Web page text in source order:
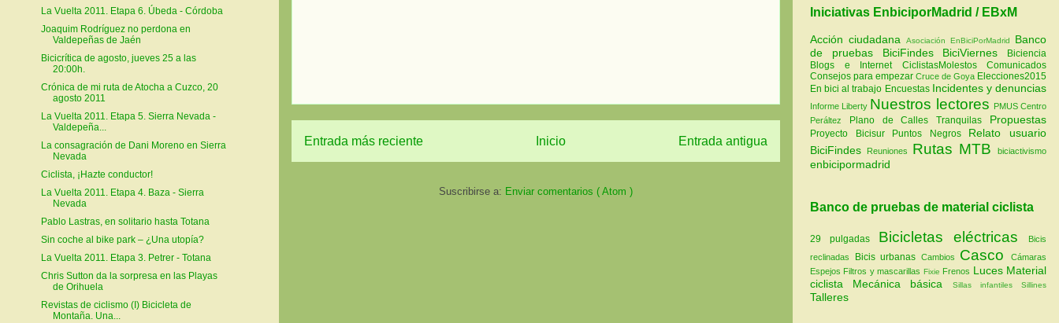
Entrada más reciente Entrada antigua
Inicio
Suscribirse a: Enviar comentarios ( Atom )
La Vuelta 2011. Etapa 6. Úbeda - Córdoba
Joaquim Rodríguez no perdona en
Valdepeñas de Jaén
Bicicrítica de agosto, jueves 25 a las
20:00h.
Crónica de mi ruta de Atocha a Cuzco, 20
agosto 2011
La Vuelta 2011. Etapa 5. Sierra Nevada -
Valdepeña...
La consagración de Dani Moreno en Sierra
Nevada
Ciclista, ¡Hazte conductor!
La Vuelta 2011. Etapa 4. Baza - Sierra
Nevada
Pablo Lastras, en solitario hasta Totana
Sin coche al bike park – ¿Una utopía?
La Vuelta 2011. Etapa 3. Petrer - Totana
Chris Sutton da la sorpresa en las Playas
de Orihuela
Revistas de ciclismo (I) Bicicleta de
Montaña. Una...
Iniciativas EnbiciporMadrid / EBxM
Acción ciudadana Asociación EnBiciPorMadrid
Banco
de pruebas
BiciFindes BiciViernes
Biciencia
Blogs e Internet
CiclistasMolestos
Comunicados
Consejos para empezar Cruce de Goya Elecciones2015
En bici al trabajo Encuestas Incidentes y denuncias
Informe Liberty Nuestros lectores
PMUS Centro
Peráltez
Plano de Calles Tranquilas Propuestas
Proyecto Bicisur Puntos Negros
Relato usuario
BiciFindes
Reuniones Rutas MTB biciactivismo
enbicipormadrid
Banco de pruebas de material ciclista
29 pulgadas Bicicletas eléctricas
Bicis
reclinadas
Bicis urbanas Cambios Casco
Cámaras
Espejos Filtros y mascarillas Fixie Frenos Luces Material
ciclista
Mecánica básica Sillas infantiles Sillines
Talleres